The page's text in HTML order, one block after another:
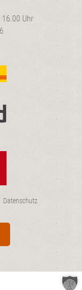
Uhr
Datenschutz